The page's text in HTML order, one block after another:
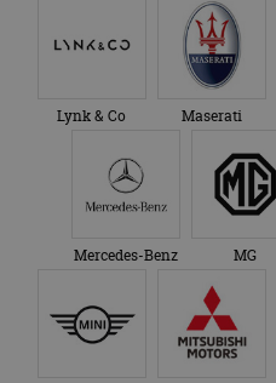
Lynk & Co Maserati
Mercedes-Benz MG